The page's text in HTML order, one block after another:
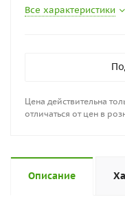
Все характеристики
Цена действительна
отличаться от цен в
Описание